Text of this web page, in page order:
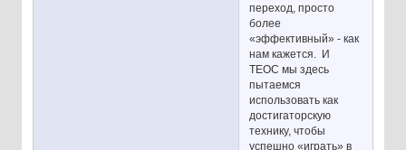
переход, просто
более
«эффективный» - как
нам кажется. И
ТЕОС мы здесь
пытаемся
использовать как
достигаторскую
технику, чтобы
успешно «играть» в